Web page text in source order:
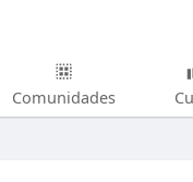
Comunidades